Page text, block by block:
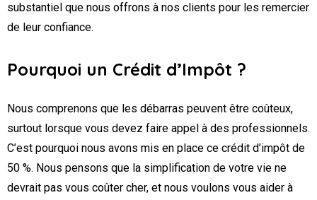
substantiel que nous offrons à nos clients pour les remercier
de leur confiance.
Pourquoi un Crédit d’Impôt ?
Nous comprenons que les débarras peuvent être coûteux,
surtout lorsque vous devez faire appel à des professionnels.
C’est pourquoi nous avons mis en place ce crédit d’impôt de
50 %. Nous pensons que la simplification de votre vie ne
devrait pas vous coûter cher, et nous voulons vous aider à